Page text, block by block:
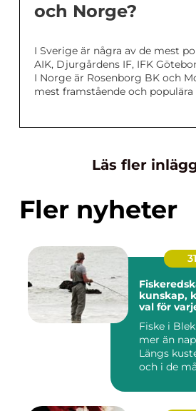
och Norge?
I Sverige är några av de mest
AIK, Djurgårdens IF, IFK
I Norge är Rosenborg BK och
mest framstående och populära
Läs fler
Fler nyheter
kunskap,
val för
Fiske i
mer än
Längs
och i de